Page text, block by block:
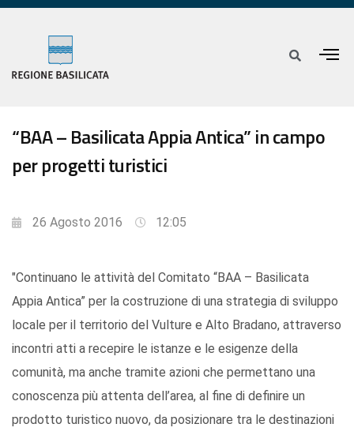
“BAA – Basilicata Appia Antica” in campo
per progetti turistici
26 Agosto 2016 12:05
"Continuano le attività del Comitato “BAA – Basilicata
Appia Antica” per la costruzione di una strategia di sviluppo
locale per il territorio del Vulture e Alto Bradano, attraverso
incontri atti a recepire le istanze e le esigenze della
comunità, ma anche tramite azioni che permettano una
conoscenza più attenta dell’area, al fine di definire un
prodotto turistico nuovo, da posizionare tra le destinazioni